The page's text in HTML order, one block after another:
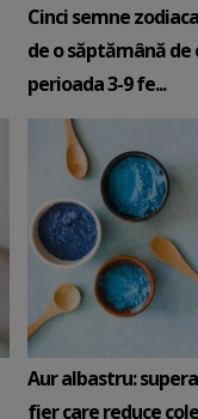
Cinci semne
de o săptămână de
perioada 3-9 fe...
Aur albastru:
fier care reduce